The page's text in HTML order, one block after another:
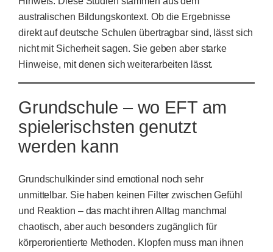
australischen Bildungskontext. Ob die Ergebnisse
direkt auf deutsche Schulen übertragbar sind, lässt sich
nicht mit Sicherheit sagen. Sie geben aber starke
Hinweise, mit denen sich weiterarbeiten lässt.
Grundschule – wo EFT am
spielerischsten genutzt
werden kann
Grundschulkinder sind emotional noch sehr
unmittelbar. Sie haben keinen Filter zwischen Gefühl
und Reaktion – das macht ihren Alltag manchmal
chaotisch, aber auch besonders zugänglich für
körperorientierte Methoden. Klopfen muss man ihnen